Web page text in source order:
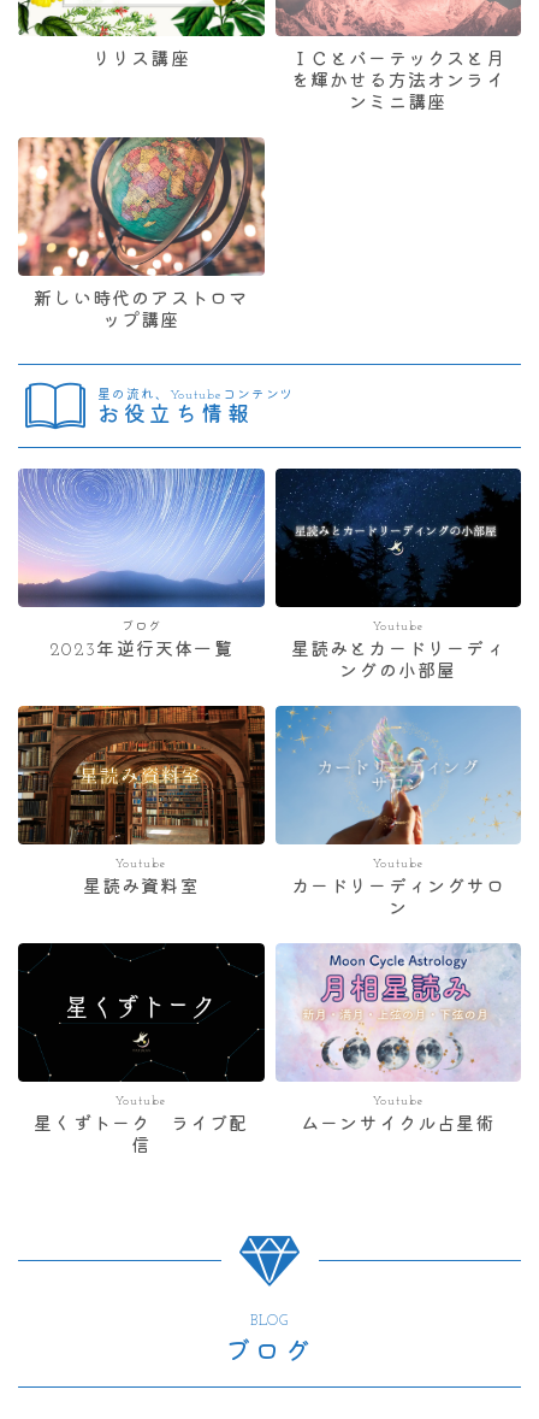
リリス講座
ＩＣとバーテックスと月
を輝かせる方法オンライ
ンミニ講座
新しい時代のアストロマ
ップ講座
星の流れ、Youtubeコンテンツ
お役立ち情報
ブログ
2023年逆行天体一覧
Youtube
星読みとカードリーディ
ングの小部屋
Youtube
星読み資料室
Youtube
カードリーディングサロ
ン
Youtube
星くずトーク ライブ配
信
Youtube
ムーンサイクル占星術
BLOG
ブログ